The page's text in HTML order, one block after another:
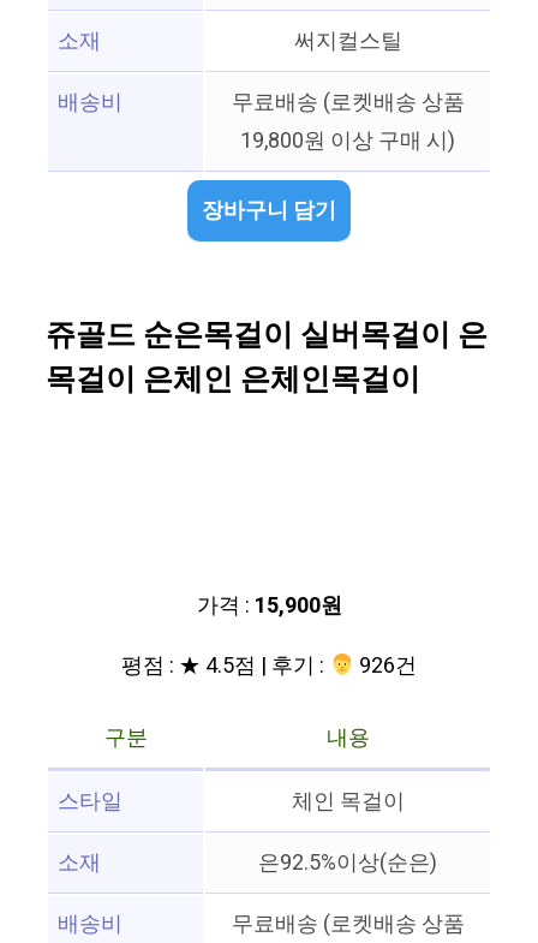
소재
써지컬스틸
배송비
무료배송 (로켓배송 상품
19,800원 이상 구매 시)
장바구니 담기
쥬골드 순은목걸이 실버목걸이 은
목걸이 은체인 은체인목걸이
가격 : 15,900원
평점 : ★ 4.5점 | 후기 :
‍‍ 926건
구분
내용
스타일
체인 목걸이
소재
은92.5%이상(순은)
배송비
무료배송 (로켓배송 상품